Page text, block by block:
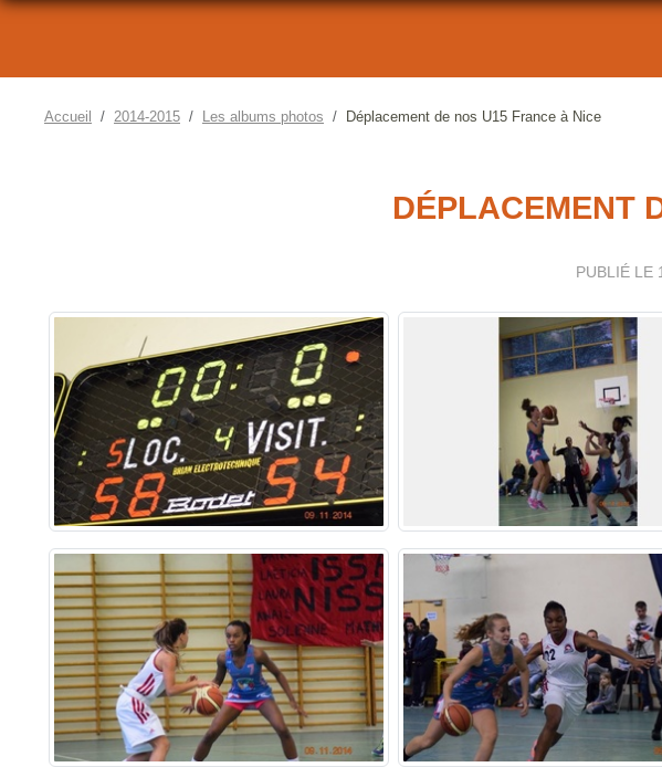
Accueil 2014-2015 Les albums photos Déplacement de nos U15 France à Nice
DÉPLACEMENT
PUBLIÉ LE